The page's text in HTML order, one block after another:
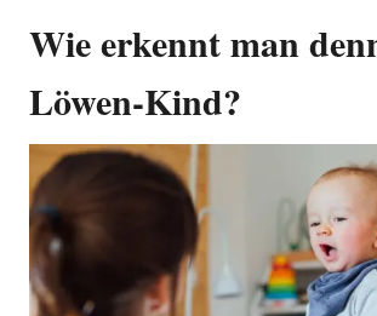
Wie erkennt man
Löwen-Kind?